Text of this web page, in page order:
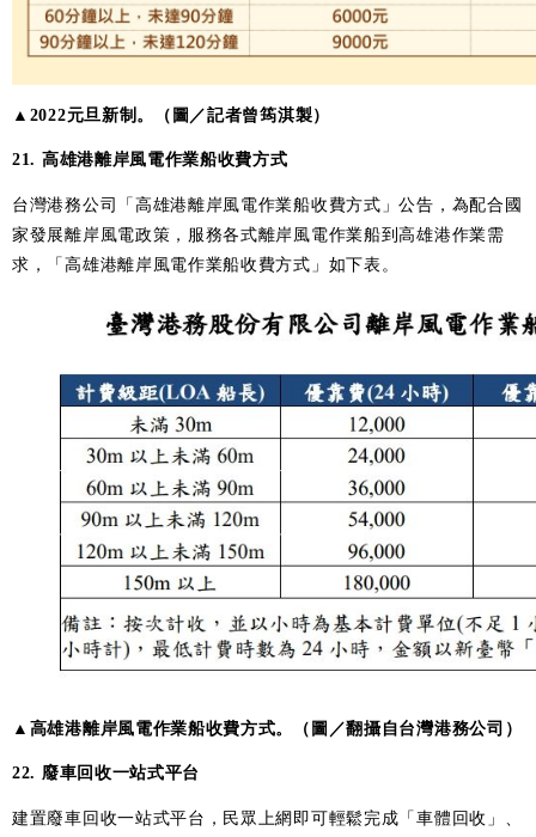
▲2022元旦新制。（圖／記者曾筠淇製）
21. 高雄港離岸風電作業船收費方式
台灣港務公司「高雄港離岸風電作業船收費方式」公告，為配合國
家發展離岸風電政策，服務各式離岸風電作業船到高雄港作業需
求，「高雄港離岸風電作業船收費方式」如下表。
▲高雄港離岸風電作業船收費方式。（圖／翻攝自台灣港務公司）
22. 廢車回收一站式平台
建置廢車回收一站式平台，民眾上網即可輕鬆完成「車體回收」、